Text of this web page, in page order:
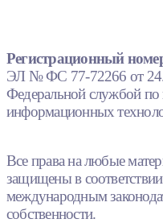
Регистрационный
ЭЛ № ФС 77-72266 от
Федеральной службой по
информационных
Все права на любые
защищены в
международным
собственности.